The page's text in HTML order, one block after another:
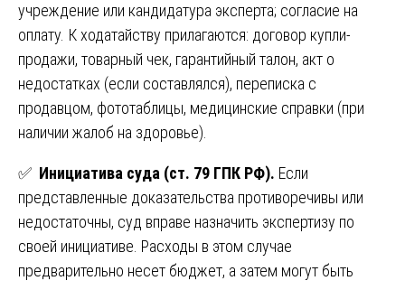
учреждение или кандидатура эксперта; согласие на
оплату. К ходатайству прилагаются: договор купли-
продажи, товарный чек, гарантийный талон, акт о
недостатках (если составлялся), переписка с
продавцом, фототаблицы, медицинские справки (при
наличии жалоб на здоровье).
✅ Инициатива суда (ст. 79 ГПК РФ). Если
представленные доказательства противоречивы или
недостаточны, суд вправе назначить экспертизу по
своей инициативе. Расходы в этом случае
предварительно несет бюджет, а затем могут быть